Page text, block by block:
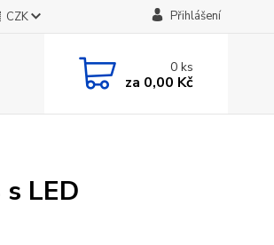
CZK Přihlášení
0ks
za 0,00 Kč
LED